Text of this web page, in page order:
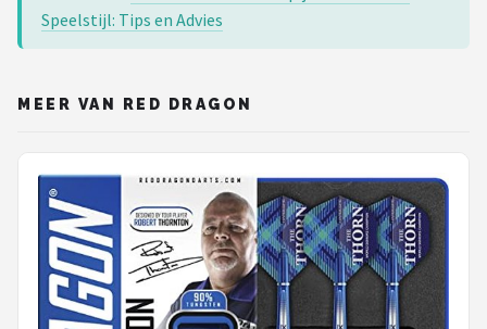
Speelstijl: Tips en Advies
MEER VAN RED DRAGON